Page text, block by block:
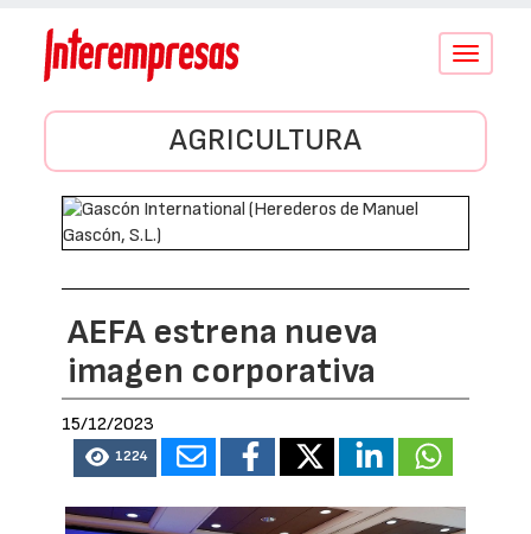
Conmutar
AGRICULTURA
AEFA estrena nueva
imagen corporativa
15/12/2023
1224